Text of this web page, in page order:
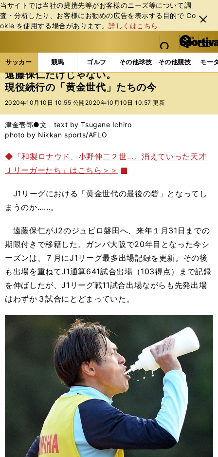
当サイトでは当社の提携先等がお客様のニーズ等について調
査・分析したり、お客様にお勧めの広告を表⽰する⽬的で Co
okie を使⽤する場合があります。詳しくはこちら
閉じ
る
web Sportiva (webスポルティーバ)
検索
マイペ
ー
ジ
メニュ
サッカー 競馬 ゴルフ その他球技 その他競技 モー
ス
ポ
ル
バ
サッカーの記事一覧 Jリーグ他 Jリーグ 遠藤保
遠藤保仁だけじゃない。
現役続行の「黄金世代」たちの今
2020年10月10日 10:55 公開 2020年10月10日 10:57 更新
津金壱郎●文 text by Tsugane Ichiro
photo by Nikkan sports/AFLO
◆「和製ロナウド、小野伸二２世...。消えていった天才
Ｊリーガーたち」はこちら＞＞
J1リーグにおける「黄金世代の最後の砦」となってし
まうのか......。
遠藤保仁がJ2のジュビロ磐田へ、来年１月31日までの
期限付きで移籍した。ガンバ大阪で20年目となった今シ
ーズンは、７月にJ1リーグ最多出場記録を更新。その後
も出場を重ねてJ1通算641試合出場（103得点）まで記録
を伸ばしたが、J1リーグ戦11試合出場ながらも先発出場
はわずか３試合にとどまっていた。